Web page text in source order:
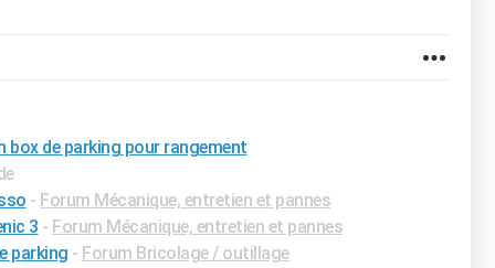
box de parking pour rangement
- Forum Mécanique, entretien et pannes
3 - Forum Mécanique, entretien et pannes
parking - Forum Bricolage / outillage